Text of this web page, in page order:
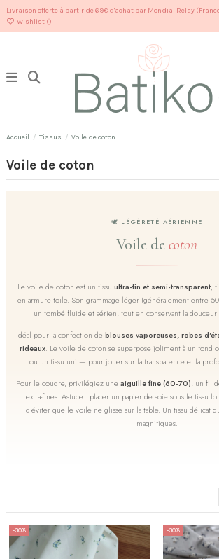
Livraison offerte à partir de 69€ d'achat par Mondial Relay
Wishlist ()
Accueil Tissus Voile de coton
Voile de coton
🕊️ LÉGÈRETÉ AÉRIENNE
Voile de coton
Le voile de coton est un tissu ultra-fin et semi-transparent,
en armure toile. Son grammage léger (généralement entre
un tombé fluide et aérien, tout en conservant la
Idéal pour la confection de blouses vaporeuses, robes
rideaux. Le voile de coton se superpose joliment à un fond
ou un tissu uni — pour jouer sur la transparence et la
Pour le coudre, privilégiez une aiguille fine (60-70), un fil
extra-fines. Astuce : placer un papier de soie sous le tissu
d'éviter que le voile ne glisse sur la table. Un tissu délicat
magnifiques.
-30% -30%